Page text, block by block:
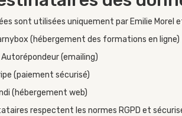
sont utilisées uniquement par Emilie Morel
(hébergement des formations en ligne)
Autorépondeur (emailing)
(paiement sécurisé)
(hébergement web)
respectent les normes RGPD et